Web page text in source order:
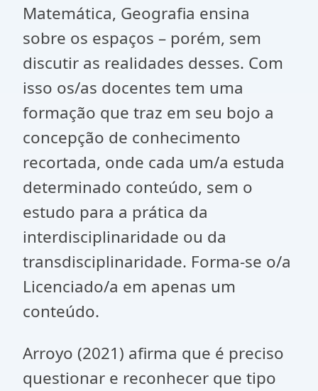
Matemática, Geografia ensina
sobre os espaços – porém, sem
discutir as realidades desses. Com
isso os/as docentes tem uma
formação que traz em seu bojo a
concepção de conhecimento
recortada, onde cada um/a estuda
determinado conteúdo, sem o
estudo para a prática da
interdisciplinaridade ou da
transdisciplinaridade. Forma-se o/a
Licenciado/a em apenas um
conteúdo.
Arroyo (2021) afirma que é preciso
questionar e reconhecer que tipo